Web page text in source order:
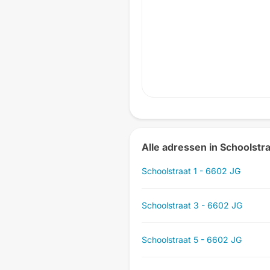
Alle adressen in
Schoolstraat 1 - 6602 JG
Schoolstraat 3 - 6602 JG
Schoolstraat 5 - 6602 JG